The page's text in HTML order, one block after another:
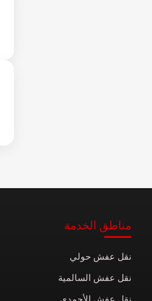
مناطق الخدمة
نقل عفش حولي
نقل عفش السالمية
نقل عفش الأحمدي